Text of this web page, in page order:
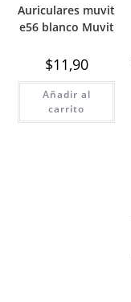
Auriculares muvit
e56 blanco Muvit
$11,90
Añadir al
carrito